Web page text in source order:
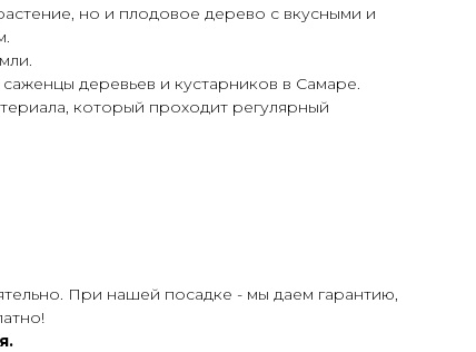
но и плодовое дерево с вкусными и
деревьев и кустарников в Самаре.
который проходит регулярный
При нашей посадке - мы даем гарантию,